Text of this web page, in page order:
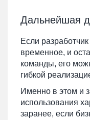
Дальнейшая
Если
временное, и
команды, его
гибкой
Именно в этом и
использования
заранее, если